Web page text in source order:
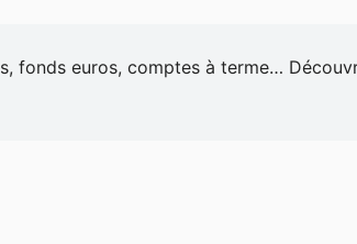
fonds euros, comptes à terme…